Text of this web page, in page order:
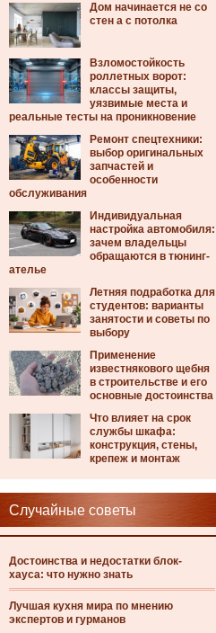
Дом начинается не со
стен а с потолка
Взломостойкость
роллетных ворот:
классы защиты,
уязвимые места и
реальные тесты на проникновение
Ремонт спецтехники:
выбор оригинальных
запчастей и
особенности
обслуживания
Индивидуальная
настройка автомобиля:
зачем владельцы
обращаются в тюнинг-
ателье
Летняя подработка для
студентов: варианты
занятости и советы по
выбору
Применение
известнякового щебня
в строительстве и его
основные достоинства
Что влияет на срок
службы шкафа:
конструкция, стены,
крепеж и монтаж
Случайные советы
Достоинства и недостатки блок-
хауса: что нужно знать
Лучшая кухня мира по мнению
экспертов и гурманов